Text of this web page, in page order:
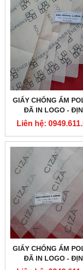
GIẤY CHỐNG ẨM
ĐÃ IN LOGO -
LƯỢNG 17G
Liên hệ:
GIẤY CHỐNG ẨM
ĐÃ IN LOGO -
LƯỢNG 17G